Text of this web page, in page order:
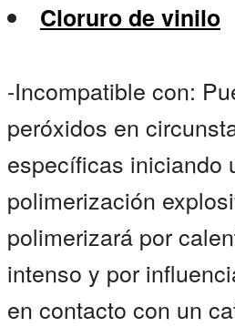
Cloruro de vinilo
-Incompatible con:
peróxidos en
específicas iniciando
polimerización
polimerizará por
intenso y por
en contacto con un